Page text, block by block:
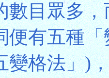
數目眾多
便有五種
變格法」)